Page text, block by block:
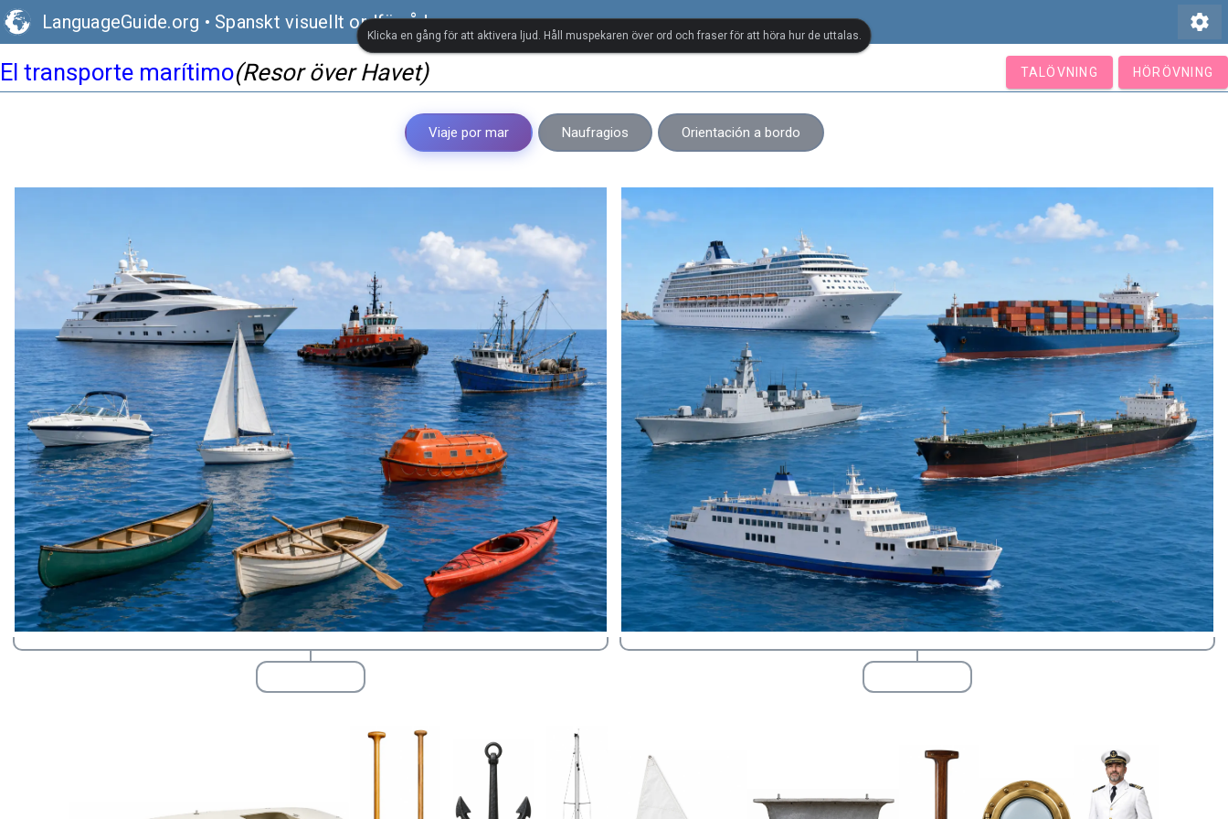
LanguageGuide.org • Spanskt visuellt ordförråd settings
El transporte marítimo(Resor över Havet) TALÖVNING HÖRÖVNING
Viaje por mar Naufragios Orientación a bordo
Klicka en gång för att aktivera ljud. Håll muspekaren över ord och fraser för att höra hur de uttalas.